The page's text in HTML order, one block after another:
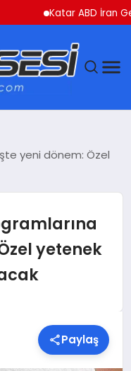
Katar ABD İran
yeni dönem: Özel
yetenek
Paylaş